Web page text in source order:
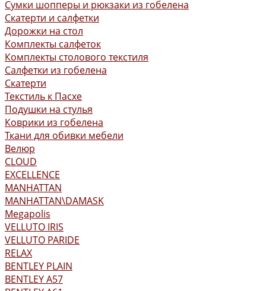
Сумки шопперы и рюкзаки из гобелена
Скатерти и салфетки
Дорожки на стол
Комплекты салфеток
Комплекты столового текстиля
Салфетки из гобелена
Скатерти
Текстиль к Пасхе
Подушки на стулья
Коврики из гобелена
Ткани для обивки мебели
Велюр
CLOUD
EXCELLENCE
MANHATTAN
MANHATTAN\DAMASK
Megapolis
VELLUTO IRIS
VELLUTO PARIDE
RELAX
BENTLEY PLAIN
BENTLEY А57